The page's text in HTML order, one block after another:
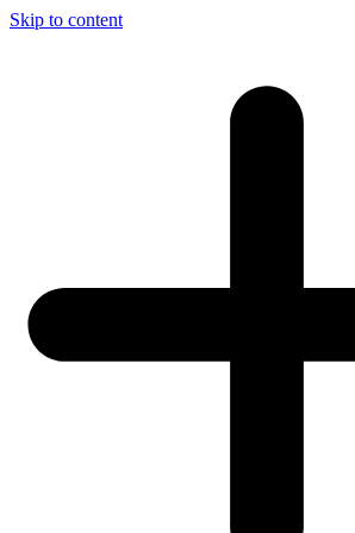
Skip to content